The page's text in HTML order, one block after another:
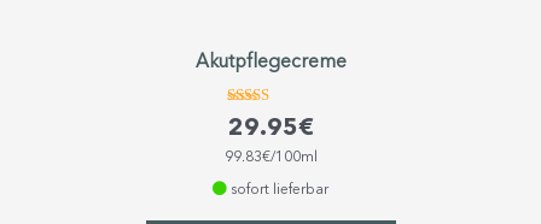
Akutpflegecreme
Bewertet mit
5.00
von 5
29.95€
99.83€/100ml
sofort lieferbar